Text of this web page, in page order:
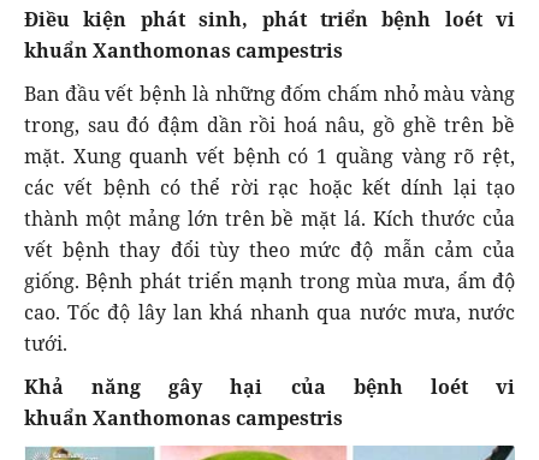
Điều kiện phát sinh, phát triển bệnh loét vi
khuẩn Xanthomonas campestris
Ban đầu vết bệnh là những đốm chấm nhỏ màu vàng
trong, sau đó đậm dần rồi hoá nâu, gồ ghề trên bề
mặt. Xung quanh vết bệnh có 1 quầng vàng rõ rệt,
các vết bệnh có thể rời rạc hoặc kết dính lại tạo
thành một mảng lớn trên bề mặt lá. Kích thước của
vết bệnh thay đổi tùy theo mức độ mẫn cảm của
giống. Bệnh phát triển mạnh trong mùa mưa, ẩm độ
cao. Tốc độ lây lan khá nhanh qua nước mưa, nước
tưới.
Khả năng gây hại của bệnh loét vi
khuẩn Xanthomonas campestris